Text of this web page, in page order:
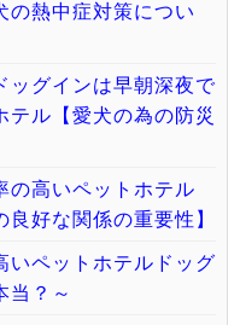
の熱中症対策につい
ッグインは早朝深夜で
テル【愛犬の為の防災
の高いペットホテル
好な関係の重要性】
いペットホテルドッグ
当？～